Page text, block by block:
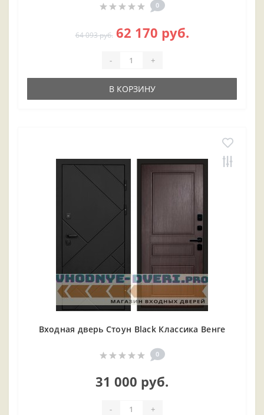
0
64 093 руб. 62 170 руб.
- +
В КОРЗИНУ
Входная дверь Стоун Black Классика Венге
0
31 000 руб.
- +